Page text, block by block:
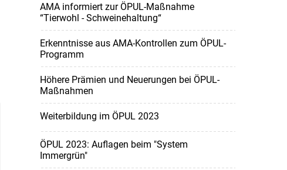
AMA informiert zur ÖPUL-Maßnahme
“Tierwohl - Schweinehaltung“
Erkenntnisse aus AMA-Kontrollen zum ÖPUL-
Programm
Höhere Prämien und Neuerungen bei ÖPUL-
Maßnahmen
Weiterbildung im ÖPUL 2023
ÖPUL 2023: Auflagen beim "System
Immergrün"